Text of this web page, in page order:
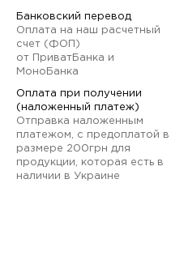
Банковский перевод
Оплата на наш расчетный
счет (ФОП)
от ПриватБанка и
МоноБанка
Оплата при получении
(наложенный платеж)
Отправка наложенным
платежом, с предоплатой в
размере 200грн для
продукции, которая есть в
наличии в Украине